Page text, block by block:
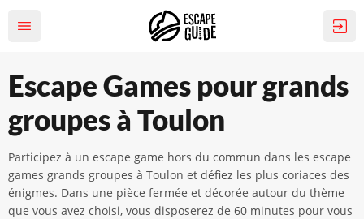
Escape Games pour grands
groupes à Toulon
Participez à un escape game hors du commun dans les escape
games grands groupes à Toulon et défiez les plus coriaces des
énigmes. Dans une pièce fermée et décorée autour du thème
que vous avez choisi, vous disposerez de 60 minutes pour vous